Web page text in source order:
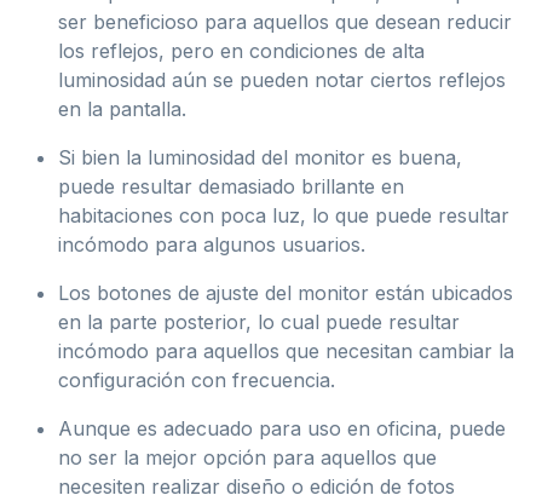
ser beneficioso para aquellos que desean reducir
los reflejos, pero en condiciones de alta
luminosidad aún se pueden notar ciertos reflejos
en la pantalla.
Si bien la luminosidad del monitor es buena,
puede resultar demasiado brillante en
habitaciones con poca luz, lo que puede resultar
incómodo para algunos usuarios.
Los botones de ajuste del monitor están ubicados
en la parte posterior, lo cual puede resultar
incómodo para aquellos que necesitan cambiar la
configuración con frecuencia.
Aunque es adecuado para uso en oficina, puede
no ser la mejor opción para aquellos que
necesiten realizar diseño o edición de fotos